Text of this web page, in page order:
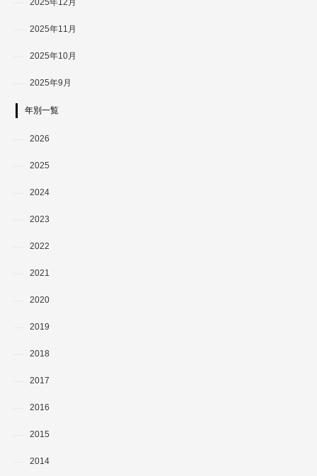
2025年12月
2025年11月
2025年10月
2025年9月
年別一覧
2026
2025
2024
2023
2022
2021
2020
2019
2018
2017
2016
2015
2014